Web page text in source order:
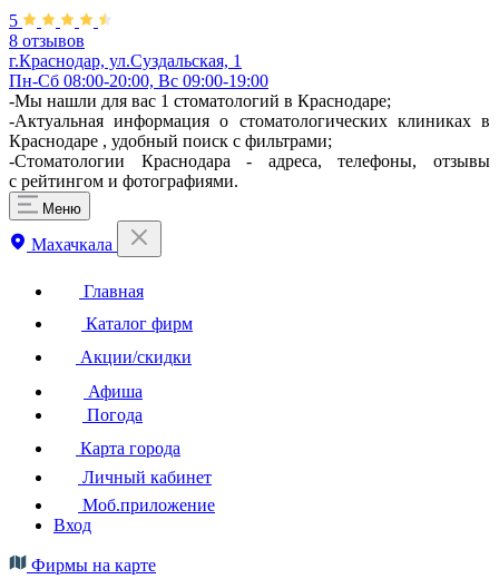
5
8 отзывов
г.Краснодар, ул.Суздальская, 1
Пн-Сб 08:00-20:00, Вс 09:00-19:00
-Мы нашли для вас 1 стоматологий в Краснодаре;
-Актуальная информация о стоматологических клиниках в
Краснодаре , удобный поиск с фильтрами;
-Стоматологии Краснодара - адреса, телефоны, отзывы
с рейтингом и фотографиями.
Меню
Махачкала
Главная
Каталог фирм
Акции/скидки
Афиша
Погода
Карта города
Личный кабинет
Моб.приложение
Вход
Фирмы на карте